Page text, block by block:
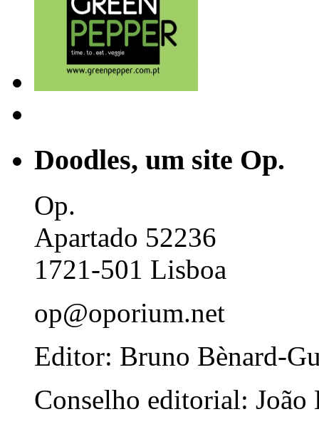
Doodles, um site Op.
Op.
Apartado 52236
1721-501 Lisboa
op@oporium.net
Editor: Bruno Bènard-
Conselho editorial: João